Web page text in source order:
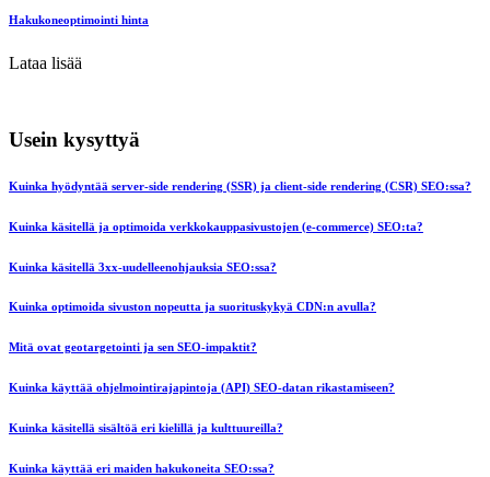
Hakukoneoptimointi hinta
Lataa lisää
Usein kysyttyä
Kuinka hyödyntää server-side rendering (SSR) ja client-side rendering (CSR) SEO:ssa?
Kuinka käsitellä ja optimoida verkkokauppasivustojen (e-commerce) SEO:ta?
Kuinka käsitellä 3xx-uudelleenohjauksia SEO:ssa?
Kuinka optimoida sivuston nopeutta ja suorituskykyä CDN:n avulla?
Mitä ovat geotargetointi ja sen SEO-impaktit?
Kuinka käyttää ohjelmointirajapintoja (API) SEO-datan rikastamiseen?
Kuinka käsitellä sisältöä eri kielillä ja kulttuureilla?
Kuinka käyttää eri maiden hakukoneita SEO:ssa?